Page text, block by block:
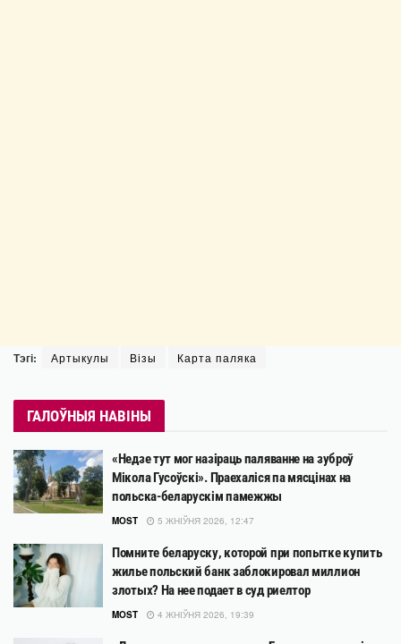
Тэгі: Артыкулы Візы Карта паляка
ГАЛОЎНЫЯ НАВІНЫ
«Недзе тут мог назіраць паляванне на зуброў
Мікола Гусоўскі». Праехаліся па мясцінах на
польска-беларускім памежжы
MOST 5 ЖНІЎНЯ 2026, 12:47
Помните беларуску, которой при попытке купить
жилье польский банк заблокировал миллион
злотых? На нее подает в суд риелтор
MOST 4 ЖНІЎНЯ 2026, 19:39